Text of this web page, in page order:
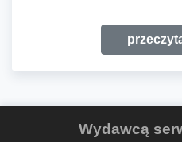
Wydawcą